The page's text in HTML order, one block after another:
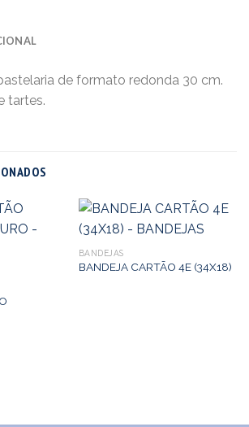
de formato redonda 30 cm.
tartes.
BANDEJAS
BANDEJA CARTÃO 4E (34X18)